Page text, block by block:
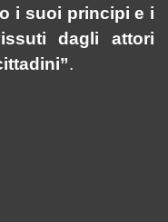
i suoi principi e i
dagli attori
.